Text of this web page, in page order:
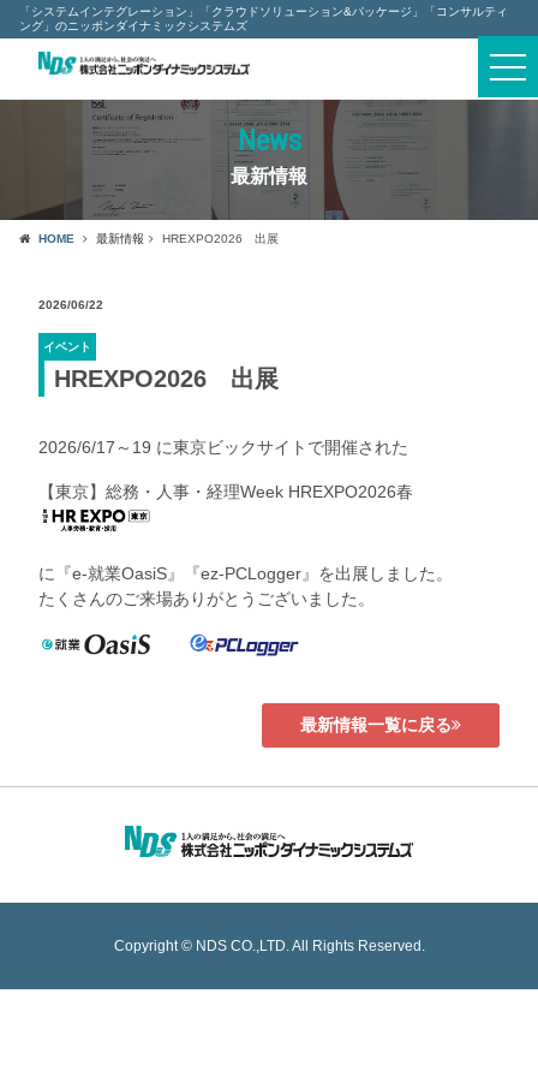
「システムインテグレーション」「クラウドソリューション&パッケージ」「コンサルティ
ング」のニッポンダイナミックシステムズ
News
最新情報
HOME 最新情報 HREXPO2026 出展
2026/06/22
イベント
HREXPO2026 出展
2026/6/17～19 に東京ビックサイトで開催された
【東京】総務・人事・経理Week HREXPO2026春
に『e-就業OasiS』『ez-PCLogger』を出展しました。
たくさんのご来場ありがとうございました。
最新情報一覧に戻る
Copyright © NDS CO.,LTD. All Rights Reserved.
採用情報
最新情報
個人情報保護について
お問い合わせ